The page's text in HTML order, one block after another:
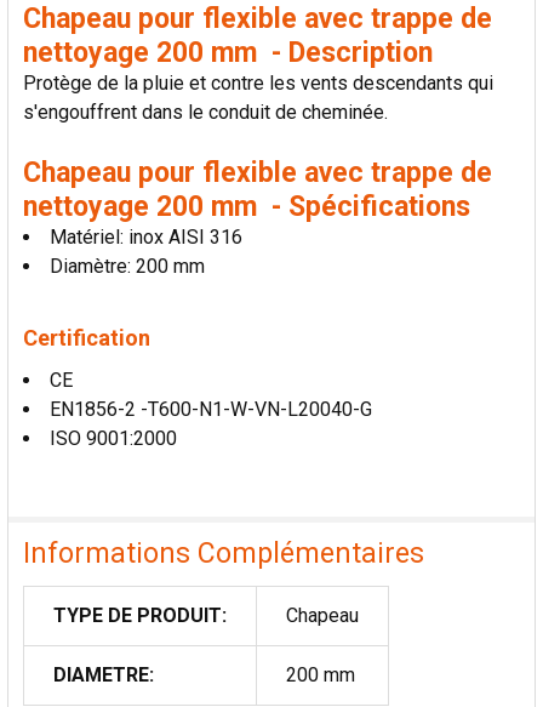
TOUT
SÉLECTIONNER
LA
SÉLECTION
AU PANIER
Chapeau pour flexible avec trappe de
nettoyage 200 mm - Description
Protège de la pluie et contre les vents descendants qui
s'engouffrent dans le conduit de cheminée.
Chapeau pour flexible avec trappe de
nettoyage 200 mm - Spécifications
Matériel: inox AISI 316
Diamètre: 200 mm
Certification
CE
EN1856-2 -T600-N1-W-VN-L20040-G
ISO 9001:2000
Informations Complémentaires
TYPE DE PRODUIT: Chapeau
DIAMETRE: 200 mm